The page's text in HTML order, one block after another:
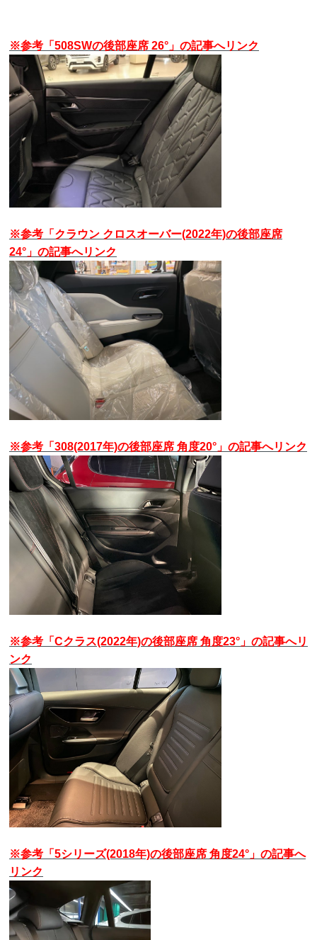
※参考「508SWの後部座席 26°」の記事へリンク
※参考「クラウン クロスオーバー(2022年)の後部座席
24°」の記事へリンク
※参考「308(2017年)の後部座席 角度20°」の記事へリンク
※参考「Cクラス(2022年)の後部座席 角度23°」の記事へリ
ンク
※参考「5シリーズ(2018年)の後部座席 角度24°」の記事へ
リンク